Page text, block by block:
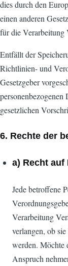
dies durch den
einen anderen
für die Verarbeitung
Entfällt der
Richtlinien- und
Gesetzgeber
personenbezogenen
gesetzlichen
6. Rechte der
a) Recht
Jede betroffene
Verarbeitung
verlangen, ob
werden. Möchte
Anspruch